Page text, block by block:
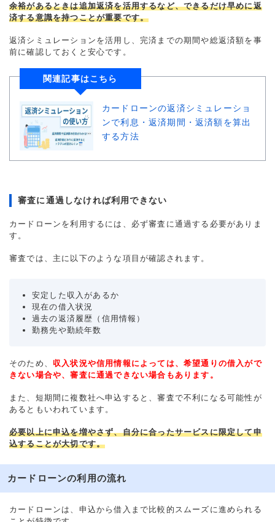
余裕があるときは追加返済を活用するなど、できるだけ早めに返
済する意識を持つことが重要です。
返済シミュレーションを活用し、完済までの期間や総返済額を事
前に確認しておくと安心です。
関連記事はこちら
カードローンの返済シミュレーショ
ンで利息・返済期間・返済額を算出
する方法
審査に通過しなければ利用できない
カードローンを利用するには、必ず審査に通過する必要がありま
す。
審査では、主に以下のような項目が確認されます。
安定した収入があるか
現在の借入状況
過去の返済履歴（信用情報）
勤務先や勤続年数
そのため、 収入状況や信用情報によっては、希望通りの借入がで
きない場合や、審査に通過できない場合もあります。
また、短期間に複数社へ申込すると、審査で不利になる可能性が
あるともいわれています。
必要以上に申込を増やさず、自分に合ったサービスに限定して申
込することが大切です。
カードローンの利用の流れ
カードローンは、申込から借入まで比較的スムーズに進められる